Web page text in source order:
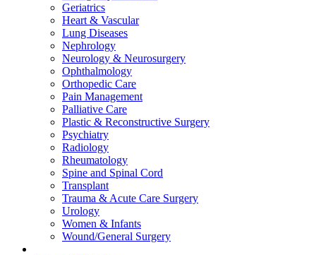
Geriatrics
Heart & Vascular
Lung Diseases
Nephrology
Neurology & Neurosurgery
Ophthalmology
Orthopedic Care
Pain Management
Palliative Care
Plastic & Reconstructive Surgery
Psychiatry
Radiology
Rheumatology
Spine and Spinal Cord
Transplant
Trauma & Acute Care Surgery
Urology
Women & Infants
Wound/General Surgery